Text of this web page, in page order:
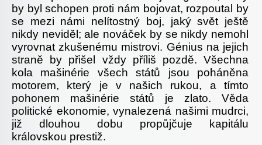
by byl schopen proti nám bojovat, rozpoutal by
se mezi námi nelítostný boj, jaký svět ještě
nikdy neviděl; ale nováček by se nikdy nemohl
vyrovnat zkušenému mistrovi. Génius na jejich
straně by přišel vždy příliš pozdě. Všechna
kola mašinérie všech států jsou poháněna
motorem, který je v našich rukou, a tímto
pohonem mašinérie států je zlato. Věda
politické ekonomie, vynalezená našimi mudrci,
již dlouhou dobu propůjčuje kapitálu
královskou prestiž.